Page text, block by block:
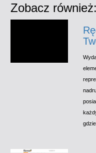
Zobacz również:
gdzie